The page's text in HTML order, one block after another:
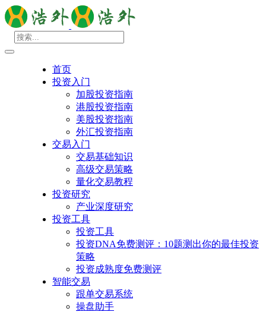
首页
投资入门
加股投资指南
港股投资指南
美股投资指南
外汇投资指南
交易入门
交易基础知识
高级交易策略
量化交易教程
投资研究
产业深度研究
投资工具
投资工具
投资DNA免费测评：10题测出你的最佳投资
策略
投资成熟度免费测评
智能交易
跟单交易系统
操盘助手